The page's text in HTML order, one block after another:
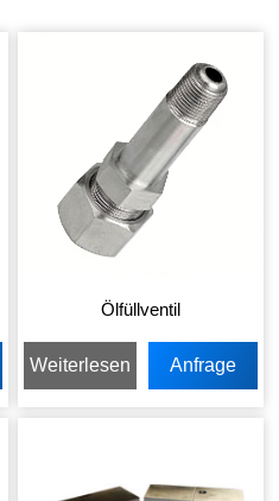
Ölfüllventil
Weiterlesen Anfrage
senden